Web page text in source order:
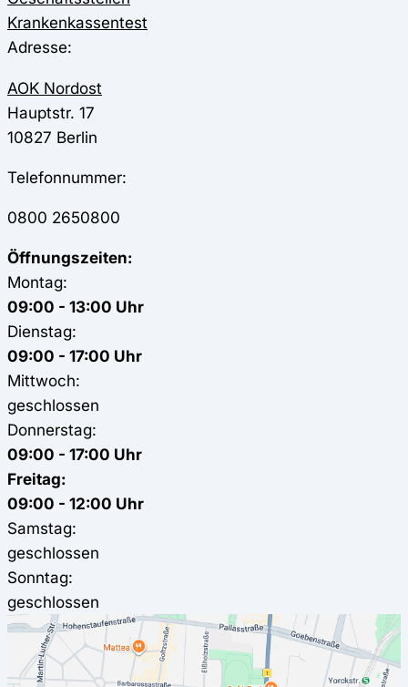
Krankenkassentest
Adresse:
AOK Nordost
Hauptstr. 17
10827 Berlin
Telefonnummer:
0800 2650800
Öffnungszeiten:
Montag:
09:00 - 13:00 Uhr
Dienstag:
09:00 - 17:00 Uhr
Mittwoch:
geschlossen
Donnerstag:
09:00 - 17:00 Uhr
Freitag:
09:00 - 12:00 Uhr
Samstag:
geschlossen
Sonntag:
geschlossen